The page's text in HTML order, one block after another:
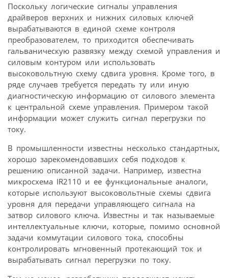
Поскольку логические сигналы управления
драйверов верхних и нижних силовых ключей
вырабатываются в единой схеме контроля
преобразователем, то приходится обеспечивать
гальваническую развязку между схемой управления и
силовым контуром или использовать
высоковольтную схему сдвига уровня. Кроме того, в
ряде случаев требуется передать ту или иную
диагностическую информацию от силового элемента
к центральной схеме управления. Примером такой
информации может служить сигнал перегрузки по
току.
В промышленности известны несколько стандартных,
хорошо зарекомендовавших себя подходов к
решению описанной задачи. Например, известна
микросхема IR2110 и ее функциональные аналоги,
которые используют высоковольтные схемы сдвига
уровня для передачи управляющего сигнала на
затвор силового ключа. Известны и так называемые
интеллектуальные ключи, которые, помимо основной
задачи коммутации силового тока, способны
контролировать мгновенный протекающий ток и
вырабатывать сигнал перегрузки по току.